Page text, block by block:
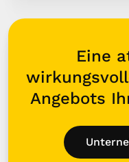
Eine
Angebots